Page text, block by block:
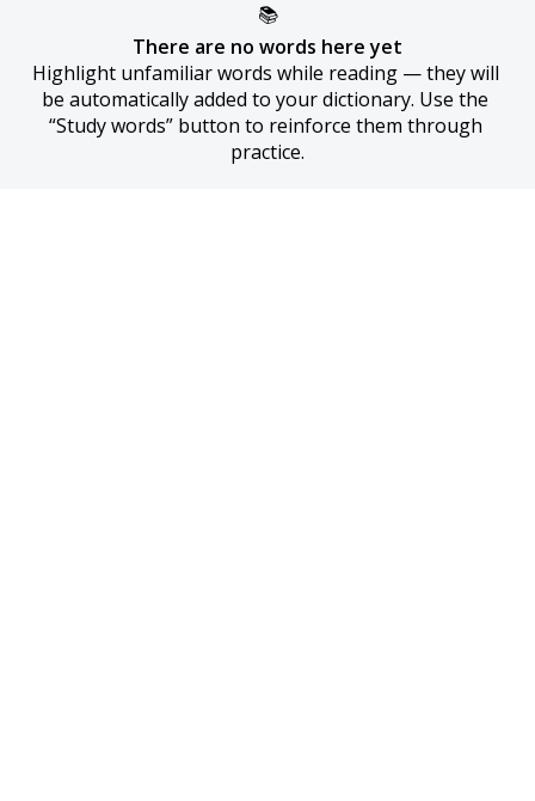
📚
There are no words here yet
Highlight unfamiliar words while reading — they will
be automatically added to your dictionary. Use the
“Study words” button to reinforce them through
practice.